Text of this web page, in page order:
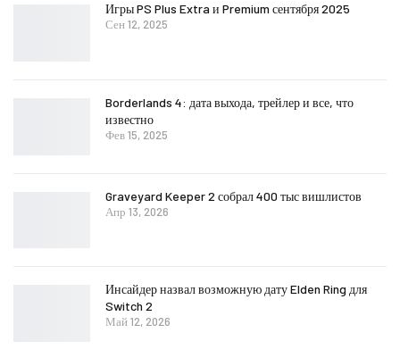
Игры PS Plus Extra и Premium сентября 2025
Сен 12, 2025
Borderlands 4: дата выхода, трейлер и все, что
известно
Фев 15, 2025
Graveyard Keeper 2 собрал 400 тыс вишлистов
Апр 13, 2026
Инсайдер назвал возможную дату Elden Ring для
Switch 2
Май 12, 2026